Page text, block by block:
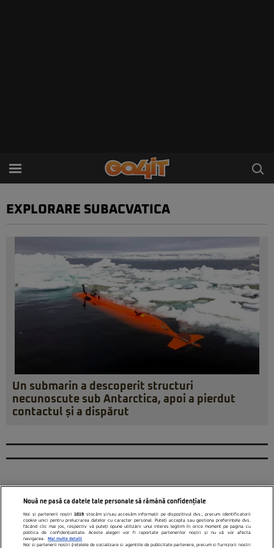
EXPLORARE SUBACVATICA
Un submarin a descoperit structuri
necunoscute sub Antarctica, apoi a pierdut
contactul și a dispărut
Nouă ne pasă ca datele tale personale să rămână confidențiale
Noi și partenerii noștri1019 stocăm și/sau accesăm informații pe dispozitivul dvs., precum identificatorii
cookie unici pentru prelucrarea datelor cu caracter personal. Puteți accepta sau gestiona preferințele dvs.
făcând clic mai jos, respectiv vă puteți opune utilizării unui interes legitim în orice moment pe pagina cu
politica de confidențialitate. Aceste alegeri vor fi raportate partenerilor noștri și nu vă vor afecta
navigarea.
Mai multe detalii
Noi si partenerii nostri (retelele de socializare si agentiile de publicitate partenere, precum si furnizorii nostri